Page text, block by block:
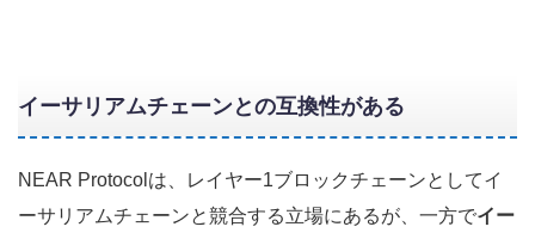
イーサリアムチェーンとの互換性がある
NEAR Protocolは、レイヤー1ブロックチェーンとしてイ
ーサリアムチェーンと競合する立場にあるが、一方でイー